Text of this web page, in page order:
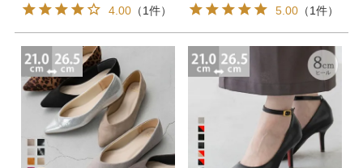
4.00（1件） 5.00 （1件）